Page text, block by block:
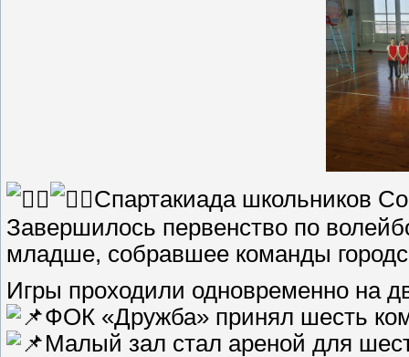
Спартакиада школьников
Завершилось первенство по
младше, собравшее команды
Игры проходили одновременно на
ФОК «Дружба» принял шесть
Малый зал стал ареной для